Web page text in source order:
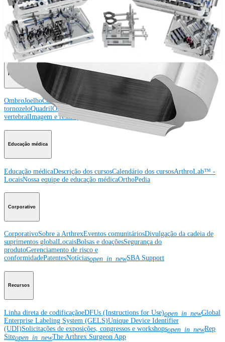
Procedimento
OmbroJoelhoCotoveloMão e punho Pé e
tornozeloQuadrilOrtobiológicos Cirurgia cardiotorácica Coluna vertebral
Producto
OmbroJoelhoCotovelo Mão e punho
tornozeloQuadrilOrtobiológicosCirurgia cardiotorácica
Coluna
vertebralImagem e ressecção
Educação médica
Educação médicaDescrição dos cursosCalendário dos cursosArthroLab™ -
LocaisNossa equipe de educação médicaOrthoPedia
Corporativo
CorporativoSobre a ArthrexEventos comunitáriosDivulgação da cadeia de
suprimentos globalLocaisBolsas e doaçõesSegurança do
produtoGerenciamento de risco e
conformidadePatentesNotíciasopen_in_newSBA Support
Recursos
Linha direta de codificaçãoeDFUs (Instructions for Use)open_in_newGlobal
Enterprise Labeling System (GELS)Unique Device Identifier
(UDI)Solicitações de exposições, congressos e workshopsopen_in_newRep
Siteopen_in_newThe Arthrex Surgeon App